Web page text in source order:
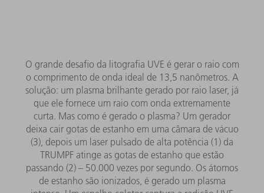
O grande desafio da litografia UVE é gerar o raio com
o comprimento de onda ideal de 13,5 nanômetros. A
solução: um plasma brilhante gerado por raio laser, já
que ele fornece um raio com onda extremamente
curta. Mas como é gerado o plasma? Um gerador
deixa cair gotas de estanho em uma câmara de vácuo
(3), depois um laser pulsado de alta potência (1) da
TRUMPF atinge as gotas de estanho que estão
passando (2) – 50.000 vezes por segundo. Os átomos
de estanho são ionizados, é gerado um plasma